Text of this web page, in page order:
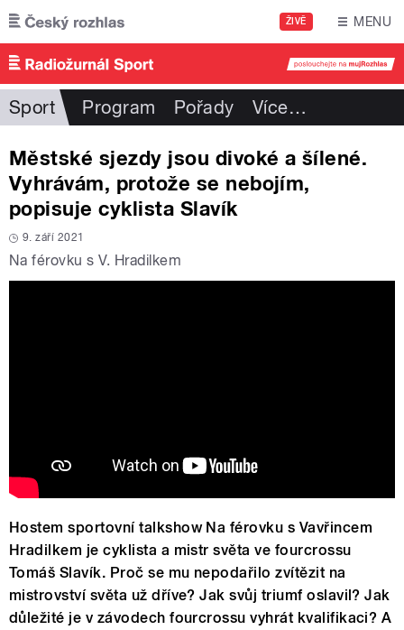
Přejít k hlavnímu obsahu
ŽIVĚ MENU
Sport Program Pořady Více…
Městské sjezdy jsou divoké a šílené.
Vyhrávám, protože se nebojím,
popisuje cyklista Slavík
9. září 2021
Na férovku s V. Hradilkem
Hostem sportovní talkshow Na férovku s Vavřincem
Hradilkem je cyklista a mistr světa ve fourcrossu
Tomáš Slavík. Proč se mu nepodařilo zvítězit na
mistrovství světa už dříve? Jak svůj triumf oslavil? Jak
důležité je v závodech fourcrossu vyhrát kvalifikaci? A